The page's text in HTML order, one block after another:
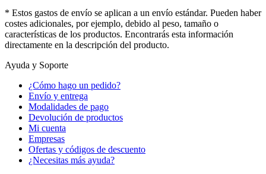
* Estos gastos de envío se aplican a un envío estándar. Pueden haber
costes adicionales, por ejemplo, debido al peso, tamaño o
características de los productos. Encontrarás esta información
directamente en la descripción del producto.
Ayuda y Soporte
¿Cómo hago un pedido?
Envío y entrega
Modalidades de pago
Devolución de productos
Mi cuenta
Empresas
Ofertas y códigos de descuento
¿Necesitas más ayuda?